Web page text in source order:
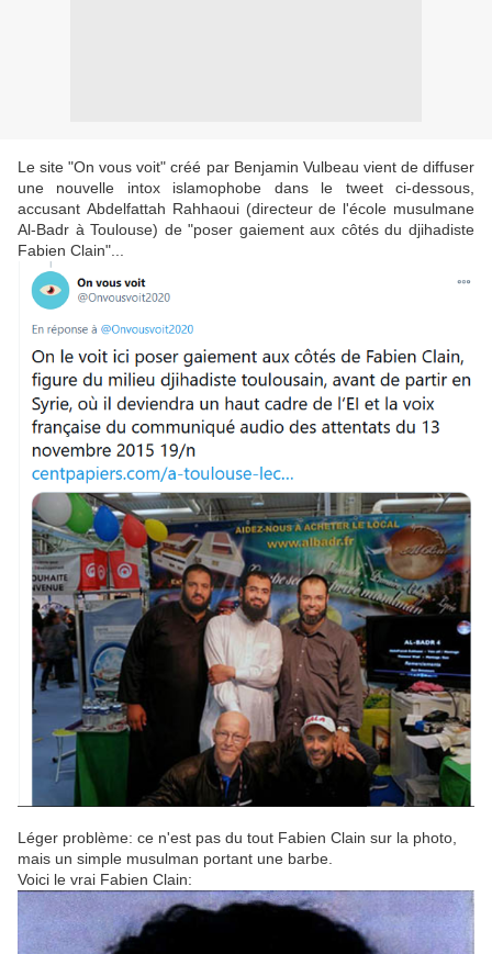
Le site "On vous voit" créé par Benjamin Vulbeau vient de diffuser
une nouvelle intox islamophobe dans le tweet ci-dessous,
accusant Abdelfattah Rahhaoui (directeur de l'école musulmane
Al-Badr à Toulouse) de "poser gaiement aux côtés du djihadiste
Fabien Clain"...
Léger problème: ce n'est pas du tout Fabien Clain sur la photo,
mais un simple musulman portant une barbe.
Voici le vrai Fabien Clain: